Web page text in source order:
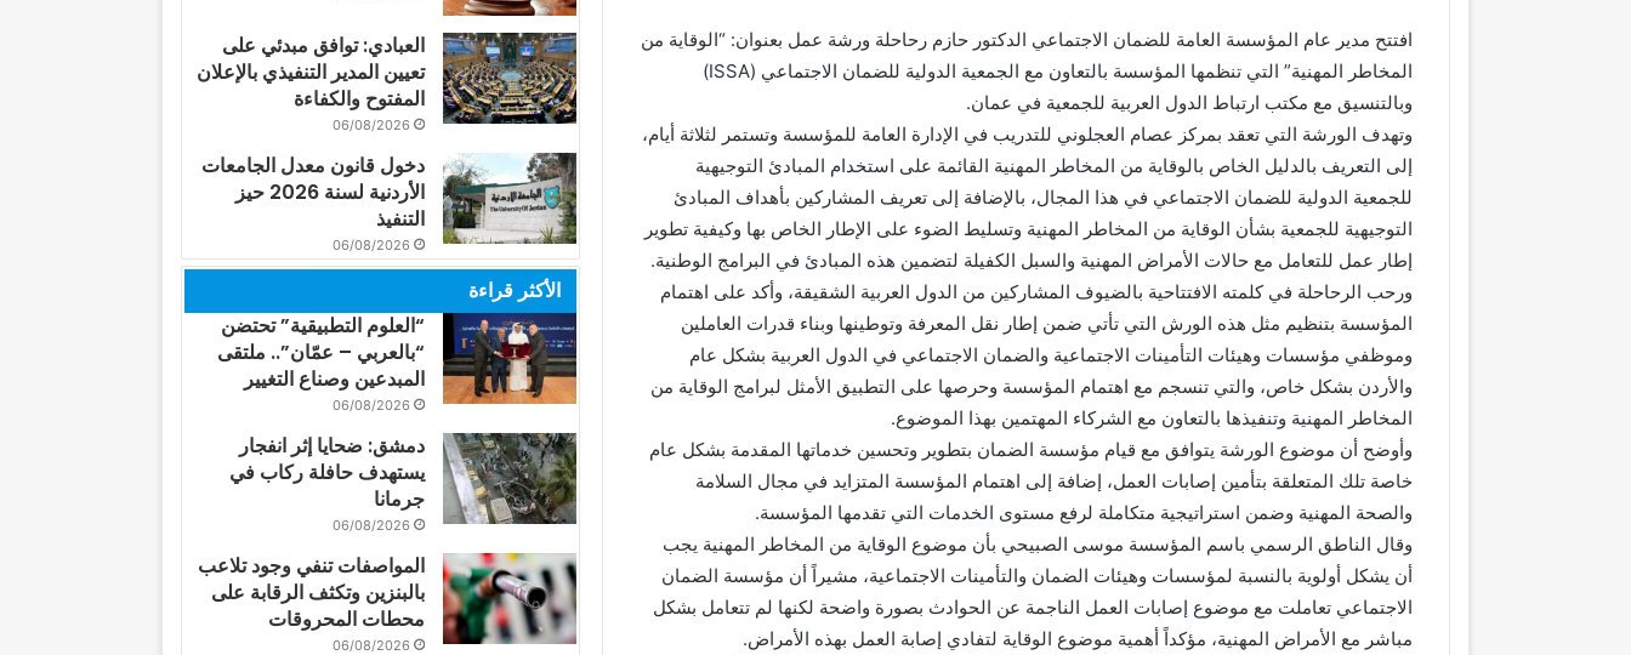
افتتح مدير عام المؤسسة العامة للضمان الاجتماعي الدكتور حازم رحاحلة ورشة عمل بعنوان: “الوقاية من
المخاطر المهنية” التي تنظمها المؤسسة بالتعاون مع الجمعية الدولية للضمان الاجتماعي (ISSA)
وبالتنسيق مع مكتب ارتباط الدول العربية للجمعية في عمان.
وتهدف الورشة التي تعقد بمركز عصام العجلوني للتدريب في الإدارة العامة للمؤسسة وتستمر لثلاثة أيام،
إلى التعريف بالدليل الخاص بالوقاية من المخاطر المهنية القائمة على استخدام المبادئ التوجيهية
للجمعية الدولية للضمان الاجتماعي في هذا المجال، بالإضافة إلى تعريف المشاركين بأهداف المبادئ
التوجيهية للجمعية بشأن الوقاية من المخاطر المهنية وتسليط الضوء على الإطار الخاص بها وكيفية تطوير
إطار عمل للتعامل مع حالات الأمراض المهنية والسبل الكفيلة لتضمين هذه المبادئ في البرامج الوطنية.
ورحب الرحاحلة في كلمته الافتتاحية بالضيوف المشاركين من الدول العربية الشقيقة، وأكد على اهتمام
المؤسسة بتنظيم مثل هذه الورش التي تأتي ضمن إطار نقل المعرفة وتوطينها وبناء قدرات العاملين
وموظفي مؤسسات وهيئات التأمينات الاجتماعية والضمان الاجتماعي في الدول العربية بشكل عام
والأردن بشكل خاص، والتي تنسجم مع اهتمام المؤسسة وحرصها على التطبيق الأمثل لبرامج الوقاية من
المخاطر المهنية وتنفيذها بالتعاون مع الشركاء المهتمين بهذا الموضوع.
وأوضح أن موضوع الورشة يتوافق مع قيام مؤسسة الضمان بتطوير وتحسين خدماتها المقدمة بشكل عام
خاصة تلك المتعلقة بتأمين إصابات العمل، إضافة إلى اهتمام المؤسسة المتزايد في مجال السلامة
والصحة المهنية وضمن استراتيجية متكاملة لرفع مستوى الخدمات التي تقدمها المؤسسة.
وقال الناطق الرسمي باسم المؤسسة موسى الصبيحي بأن موضوع الوقاية من المخاطر المهنية يجب
أن يشكل أولوية بالنسبة لمؤسسات وهيئات الضمان والتأمينات الاجتماعية، مشيراً أن مؤسسة الضمان
الاجتماعي تعاملت مع موضوع إصابات العمل الناجمة عن الحوادث بصورة واضحة لكنها لم تتعامل بشكل
مباشر مع الأمراض المهنية، مؤكداً أهمية موضوع الوقاية لتفادي إصابة العمل بهذه الأمراض.
العبادي: توافق مبدئي على
تعيين المدير التنفيذي بالإعلان
المفتوح والكفاءة
06/08/2026
دخول قانون معدل الجامعات
الأردنية لسنة 2026 حيز
التنفيذ
06/08/2026
الأكثر قراءة
“العلوم التطبيقية” تحتضن
“بالعربي – عمّان”.. ملتقى
المبدعين وصناع التغيير
06/08/2026
دمشق: ضحايا إثر انفجار
يستهدف حافلة ركاب في
جرمانا
06/08/2026
المواصفات تنفي وجود تلاعب
بالبنزين وتكثف الرقابة على
محطات المحروقات
06/08/2026